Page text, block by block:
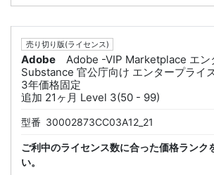
売り切り版(ライセンス)
Adobe
Adobe -VIP Marketplace エン
Substance 官公庁向け エンタープライ
3年価格固定
追加 21ヶ月 Level 3(50 - 99)
型番 30002873CC03A12_21
ご利中のライセンス数に合った価格ランク
い。